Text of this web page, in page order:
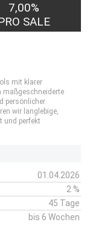
7,00%
SALE
mit klarer
maßgeschneiderte
persönlicher
wir langlebige,
und perfekt
01.04.2026
2 %
45 Tage
bis 6 Wochen